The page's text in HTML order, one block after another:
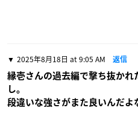
2025年8月18日 at 9:05 AM 返信
縁壱さんの過去編で撃ち抜かれ
し。
段違いな強さがまた良いんだよ